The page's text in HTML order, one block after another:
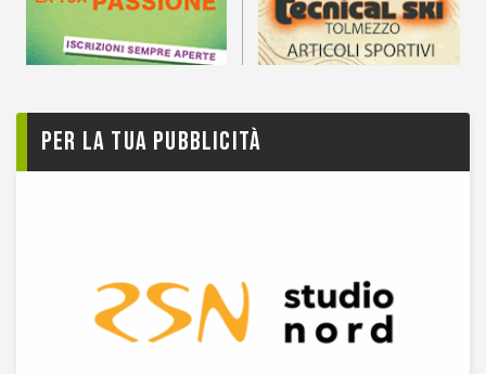
Per la tua pubblicità